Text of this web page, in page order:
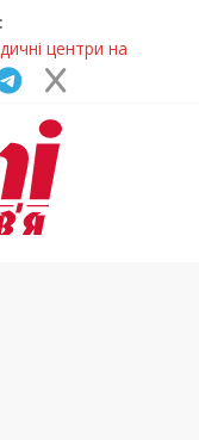
центри на
до опалювального
досліджують місце
(Фото)
шанс на власне